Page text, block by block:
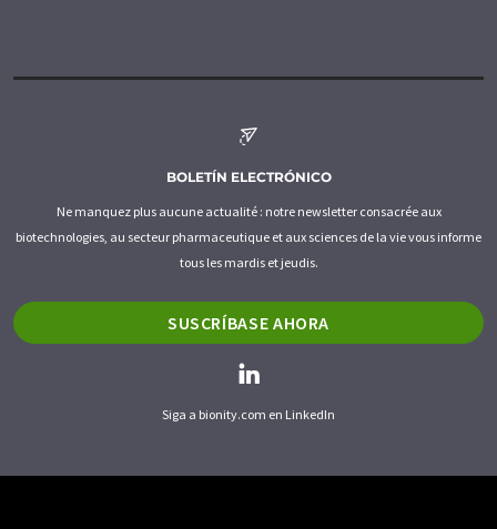
BOLETÍN ELECTRÓNICO
Ne manquez plus aucune actualité : notre newsletter consacrée aux
biotechnologies, au secteur pharmaceutique et aux sciences de la vie vous informe
tous les mardis et jeudis.
SUSCRÍBASE AHORA
Siga a bionity.com en LinkedIn